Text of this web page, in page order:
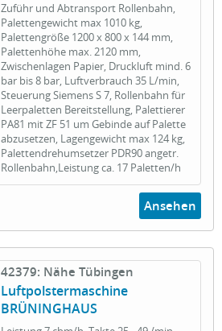
Zuführ und Abtransport Rollenbahn,
Palettengewicht max 1010 kg,
Palettengröße 1200 x 800 x 144 mm,
Palettenhöhe max. 2120 mm,
Zwischenlagen Papier, Druckluft mind. 6
bar bis 8 bar, Luftverbrauch 35 L/min,
Steuerung Siemens S 7, Rollenbahn für
Leerpaletten Bereitstellung, Palettierer
PA81 mit ZF 51 um Gebinde auf Palette
abzusetzen, Lagengewicht max 124 kg,
Palettendrehumsetzer PDR90 angetr.
Rollenbahn,Leistung ca. 17 Paletten/h
Ansehen
42379: Nähe Tübingen
Luftpolstermaschine
BRÜNINGHAUS